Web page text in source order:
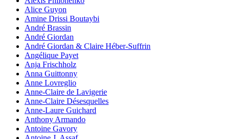
Alice Guyon
Amine Drissi Boutaybi
André Brassin
André Giordan
André Giordan & Claire Héber-Suffrin
Angélique Payet
Anja Frischholz
Anna Guittonny
Anne Lovreglio
Anne-Claire de Lavigerie
Anne-Claire Désesquelles
Anne-Laure Guichard
Anthony Armando
Antoine Gavory